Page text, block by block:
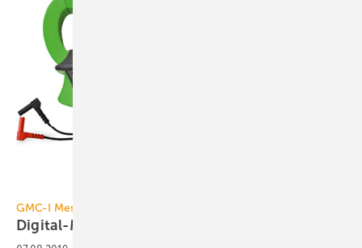
GMC-I Messtechnik
Digital-Multimeter